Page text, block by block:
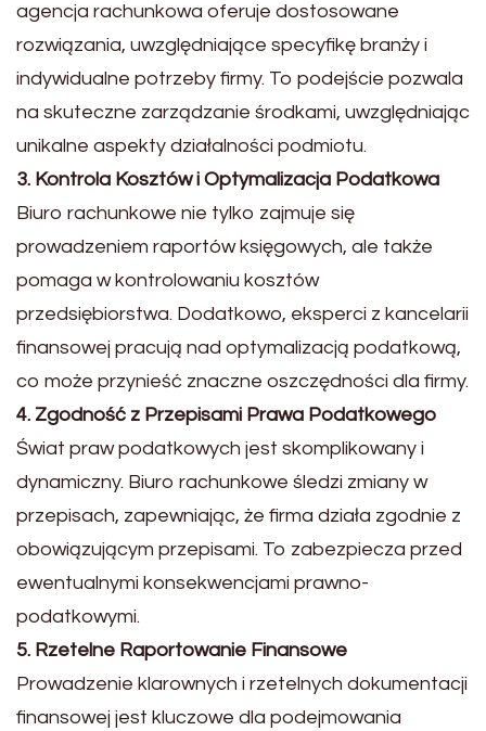
agencja rachunkowa oferuje dostosowane
rozwiązania, uwzględniające specyfikę branży i
indywidualne potrzeby firmy. To podejście pozwala
na skuteczne zarządzanie środkami, uwzględniając
unikalne aspekty działalności podmiotu.
3. Kontrola Kosztów i Optymalizacja Podatkowa
Biuro rachunkowe nie tylko zajmuje się
prowadzeniem raportów księgowych, ale także
pomaga w kontrolowaniu kosztów
przedsiębiorstwa. Dodatkowo, eksperci z kancelarii
finansowej pracują nad optymalizacją podatkową,
co może przynieść znaczne oszczędności dla firmy.
4. Zgodność z Przepisami Prawa Podatkowego
Świat praw podatkowych jest skomplikowany i
dynamiczny. Biuro rachunkowe śledzi zmiany w
przepisach, zapewniając, że firma działa zgodnie z
obowiązującym przepisami. To zabezpiecza przed
ewentualnymi konsekwencjami prawno-
podatkowymi.
5. Rzetelne Raportowanie Finansowe
Prowadzenie klarownych i rzetelnych dokumentacji
finansowej jest kluczowe dla podejmowania